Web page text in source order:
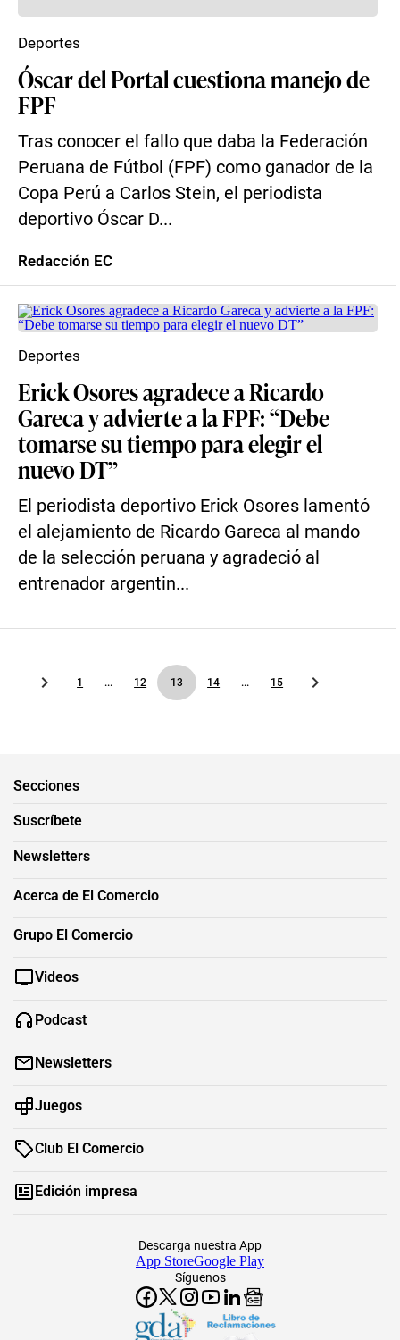
Óscar del Portal cuestiona manejo de
FPF
Tras conocer el fallo que daba la Federación
Peruana de Fútbol (FPF) como ganador de la
Copa Perú a Carlos Stein, el periodista
deportivo Óscar D...
Deportes
Redacción EC
Erick Osores agradece a Ricardo
Gareca y advierte a la FPF: “Debe
tomarse su tiempo para elegir el
nuevo DT”
El periodista deportivo Erick Osores lamentó
el alejamiento de Ricardo Gareca al mando
de la selección peruana y agradeció al
entrenador argentin...
Deportes
1 ... 12 13 14 ... 15
Secciones
Suscríbete
Newsletters
Acerca de El Comercio
Grupo El Comercio
Videos
Podcast
Newsletters
Juegos
Club El Comercio
Edición impresa
Síguenos
Descarga nuestra App
App StoreGoogle Play